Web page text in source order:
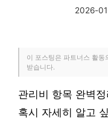
2026-
이 포스팅은 파트너스 활
받습니다.
관리비 항목 완벽
혹시 자세히 알고